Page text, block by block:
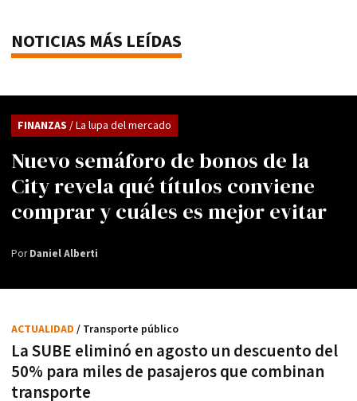
NOTICIAS MÁS LEÍDAS
Nuevo semáforo de bonos de la
City revela qué títulos conviene
comprar y cuáles es mejor evitar
FINANZAS / La lupa del mercado
PorDaniel Alberti
La SUBE eliminó en agosto un descuento del
50% para miles de pasajeros que combinan
transporte
ACTUALIDAD / Transporte público